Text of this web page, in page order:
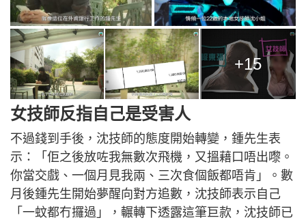
+15
女技師反指自己是受害人
不過錢到手後，沈技師的態度開始轉變，鍾先生表
示：「佢之後放咗我無數次飛機，又搵藉口唔出嚟。
你當交戲、一個月見我兩、三次食個飯都唔肯」。數
月後鍾先生開始夢醒向對方追數，沈技師表示自己
「一蚊都冇攞過」，輾轉下透露這筆巨款，沈技師已